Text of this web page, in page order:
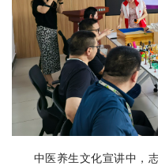
中医养生文化宣讲中，